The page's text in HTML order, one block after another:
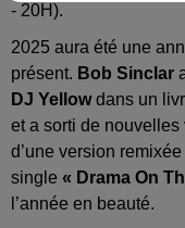
- 20H).
2025 aura été une
présent. Bob Sinclar
DJ Yellowdans un
et a sorti de
d’une version
single « Drama On
l’année en beauté.